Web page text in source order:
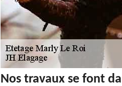
Nos travaux se font